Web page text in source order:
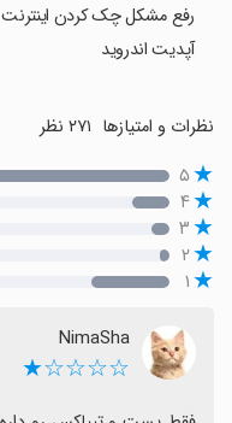
رفع مشکل چک کردن اینترنت
آپدیت اندروید
نظرات و امتیازها
۵
۴
۳
۲
۱
NimaSha
☆☆☆☆★